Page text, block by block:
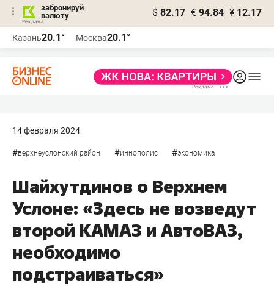
забронируй
валюту
$ 82.17 € 94.84 ¥ 12.17
Казань20.1° Москва20.1°
14 февраля 2024
#верхнеуслонский район #иннополис #экономика
Шайхутдинов о Верхнем
Услоне: «Здесь не возведут
второй КАМАЗ и АвтоВАЗ,
необходимо
подстраиваться»